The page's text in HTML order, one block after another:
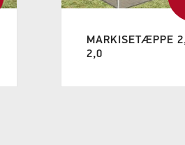
MARKISETÆPPE
2,0